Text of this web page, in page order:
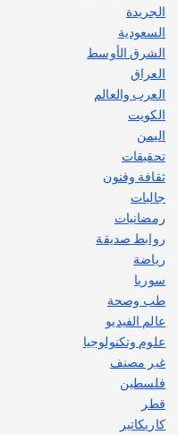
الجريدة
السعودية
الشرق الأوسط
العراق
العرب والعالم
الكويت
اليمن
تحقيقات
ثقافة وفنون
جاليات
رمضانيات
روابط صديقة
رياضة
سوريا
طب وصحة
عالم الفيديو
علوم وتكنولوجيا
غير مصنف
فلسطين
قطر
كاريكاتير